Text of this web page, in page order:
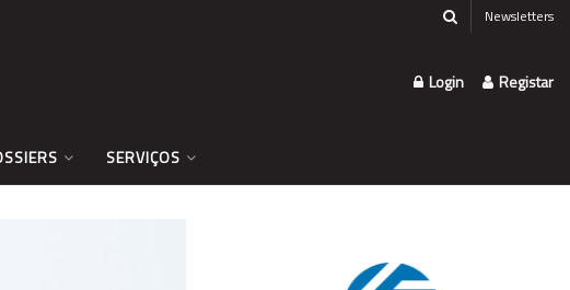
Newsletters
Login Registar
SERVIÇOS